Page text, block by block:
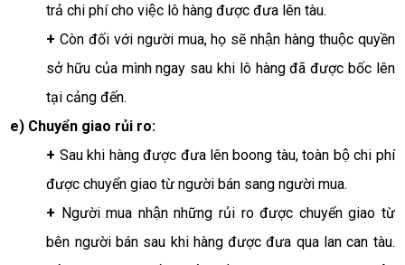
trả chi phí cho việc lô hàng được đưa lên tàu.
+ Còn đối với người mua, họ sẽ nhận hàng thuộc quyền
sở hữu của mình ngay sau khi lô hàng đã được bốc lên
tại cảng đến.
e) Chuyển giao rủi ro:
+ Sau khi hàng được đưa lên boong tàu, toàn bộ chi phí
được chuyển giao từ người bán sang người mua.
+ Người mua nhận những rủi ro được chuyển giao từ
bên người bán sau khi hàng được đưa qua lan can tàu.